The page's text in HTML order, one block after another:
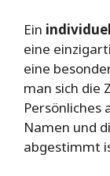
Ein
eine
eine
man sich die
Persönliches
Namen und
abgestimmt